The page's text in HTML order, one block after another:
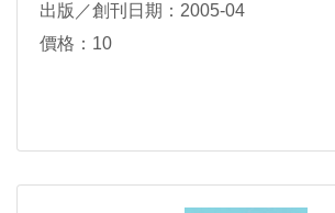
出版／創刊日期：2005-04
價格：10